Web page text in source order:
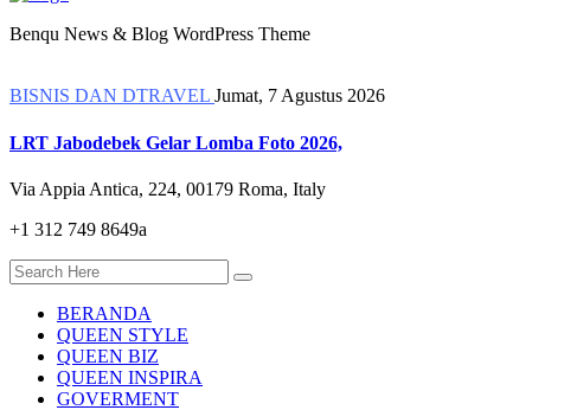
Benqu News & Blog WordPress Theme
BISNIS DAN DTRAVEL Jumat, 7 Agustus 2026
LRT Jabodebek Gelar Lomba Foto 2026,
Via Appia Antica, 224, 00179 Roma, Italy
+1 312 749 8649a
BERANDA
QUEEN STYLE
QUEEN BIZ
QUEEN INSPIRA
GOVERMENT